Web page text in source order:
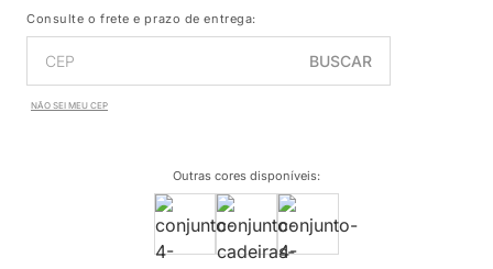
Consulte o frete e prazo de entrega:
BUSCAR
NÃO SEI MEU CEP
Outras cores disponíveis: